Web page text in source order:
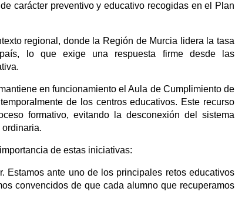
carácter preventivo y educativo recogidas en el Plan
regional, donde la Región de Murcia lidera la tasa
lo que exige una respuesta firme desde las
en funcionamiento el Aula de Cumplimiento de
de los centros educativos. Este recurso
formativo, evitando la desconexión del sistema
de estas iniciativas:
Estamos ante uno de los principales retos educativos
convencidos de que cada alumno que recuperamos